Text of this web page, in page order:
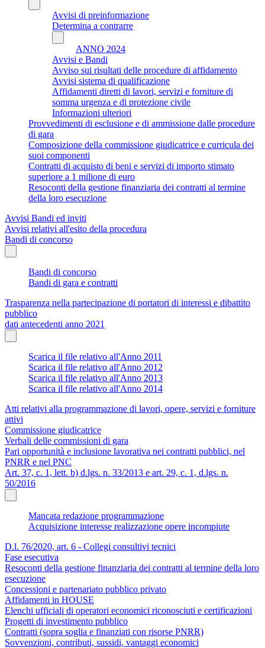
Avvisi di preinformazione
Determina a contrarre
ANNO 2024
Avvisi e Bandi
Avviso sui risultati delle procedure di affidamento
Avvisi sistema di qualificazione
Affidamenti diretti di lavori, servizi e forniture di
somma urgenza e di protezione civile
Informazioni ulteriori
Provvedimenti di esclusione e di ammissione dalle procedure
di gara
Composizione della commissione giudicatrice e curricula dei
suoi componenti
Contratti di acquisto di beni e servizi di importo stimato
superiore a 1 milione di euro
Resoconti della gestione finanziaria dei contratti al termine
della loro esecuzione
Avvisi Bandi ed inviti
Avvisi relativi all'esito della procedura
Bandi di concorso
Bandi di concorso
Bandi di gara e contratti
Trasparenza nella partecipazione di portatori di interessi e dibattito
pubblico
dati antecedenti anno 2021
Scarica il file relativo all'Anno 2011
Scarica il file relativo all'Anno 2012
Scarica il file relativo all'Anno 2013
Scarica il file relativo all'Anno 2014
Atti relativi alla programmazione di lavori, opere, servizi e forniture
attivi
Commissione giudicatrice
Verbali delle commissioni di gara
Pari opportunità e inclusione lavorativa nei contratti pubblici, nel
PNRR e nel PNC
Art. 37, c. 1, lett. b) d.lgs. n. 33/2013 e art. 29, c. 1, d.lgs. n.
50/2016
Mancata redazione programmazione
Acquisizione interesse realizzazione opere incompiute
D.l. 76/2020, art. 6 - Collegi consultivi tecnici
Fase esecutiva
Resoconti della gestione finanziaria dei contratti al termine della loro
esecuzione
Concessioni e partenariato pubblico privato
Affidamenti in HOUSE
Elenchi ufficiali di operatori economici riconosciuti e certificazioni
Progetti di investimento pubblico
Contratti (sopra soglia e finanziati con risorse PNRR)
Sovvenzioni, contributi, sussidi, vantaggi economici